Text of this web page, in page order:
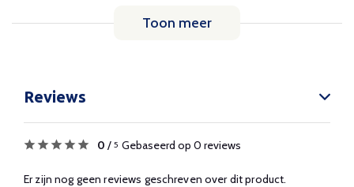
Toon meer
Reviews
0 / 5 Gebaseerd op 0 reviews
Er zijn nog geen reviews geschreven over dit product.